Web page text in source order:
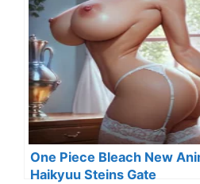
One Piece Bleach New
Haikyuu Steins Gate